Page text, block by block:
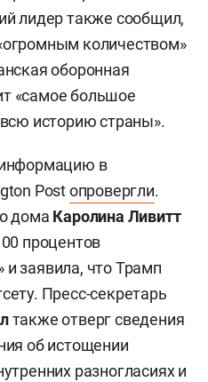
из причин, по
от новых масштабных
Трамп написал в Truth
утверждения о
«Идет
эти утверждения,
измене. Для них
сроки!» —
лидер также сообщил,
количеством»
оборонная
«самое большое
историю страны».